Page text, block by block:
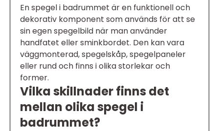
En spegel i badrummet är en funktionell och
dekorativ komponent som används för att se
sin egen spegelbild när man använder
handfatet eller sminkbordet. Den kan vara
väggmonterad, spegelskåp, spegelpaneler
eller rund och finns i olika storlekar och
former.
Vilka skillnader finns det
mellan olika spegel i
badrummet?